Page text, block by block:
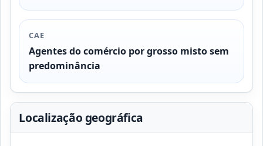
CAE
Agentes do comércio por grosso misto sem
predominância
Localização geográfica